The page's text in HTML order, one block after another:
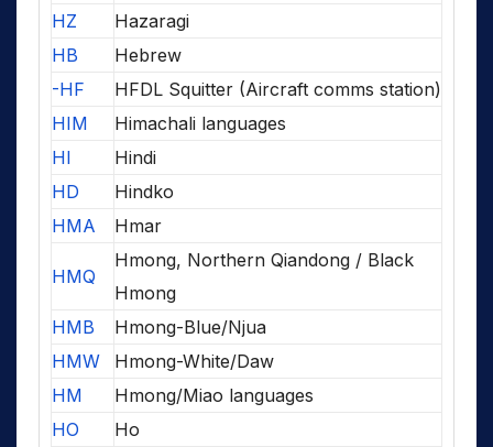
HZ
Hazaragi
HB
Hebrew
-HF
HFDL Squitter (Aircraft comms station)
HIM
Himachali languages
HI
Hindi
HD
Hindko
HMA
Hmar
HMQ
Hmong, Northern Qiandong / Black
Hmong
HMB
Hmong-Blue/Njua
HMW
Hmong-White/Daw
HM
Hmong/Miao languages
HO
Ho